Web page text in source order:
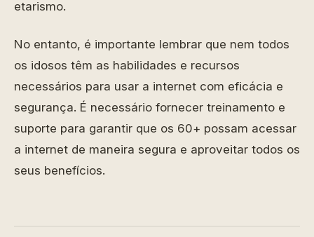
etarismo.
No entanto, é importante lembrar que nem todos
os idosos têm as habilidades e recursos
necessários para usar a internet com eficácia e
segurança. É necessário fornecer treinamento e
suporte para garantir que os 60+ possam acessar
a internet de maneira segura e aproveitar todos os
seus benefícios.